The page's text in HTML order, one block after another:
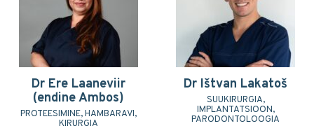
Dr Ere Laaneviir
(endine Ambos)
PROTEESIMINE, HAMBARAVI,
Dr Ištvan Lakatoš
SUUKIRURGIA,
IMPLANTATSIOON,
PARODONTOLOOGIA